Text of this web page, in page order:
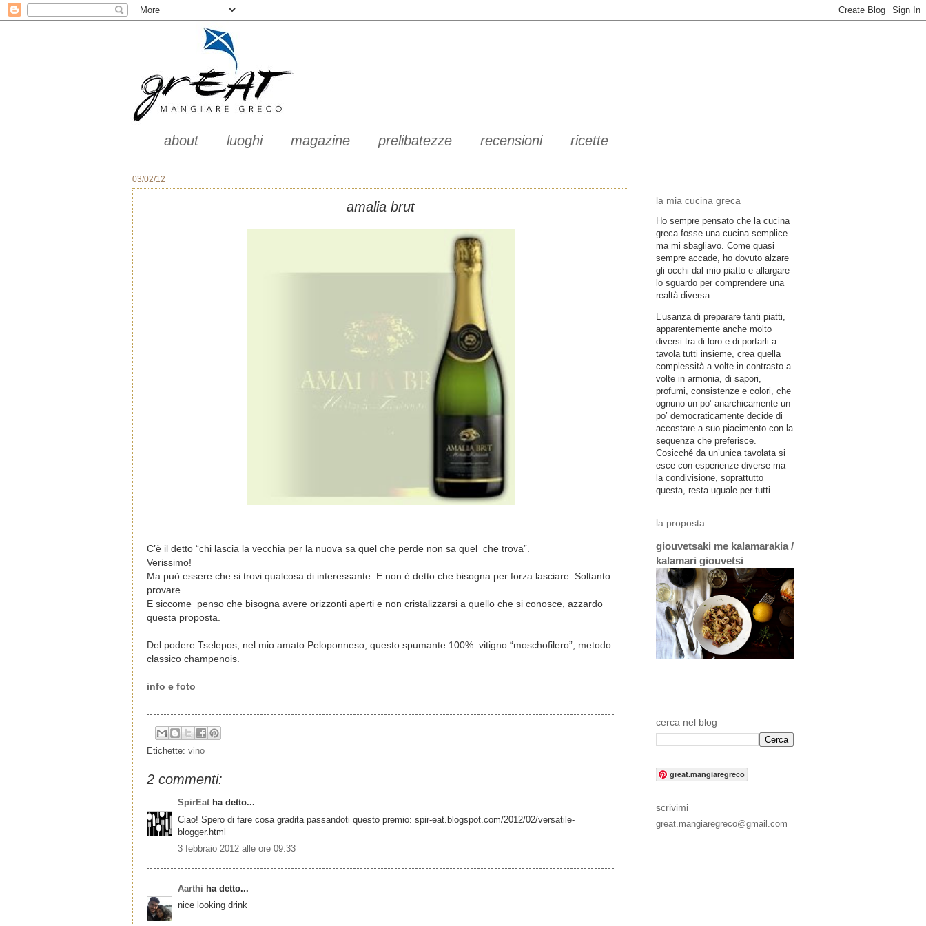
about luoghi magazine prelibatezze recensioni ricette
03/02/12
amalia brut
C’è il detto “chi lascia la vecchia per la nuova sa quel che perde non sa quel
che trova”.
Verissimo!
Ma può essere che si trovi qualcosa di interessante. E non è detto che bisogna per forza lasciare. Soltanto
provare.
E siccome penso che bisogna avere orizzonti aperti e non cristalizzarsi a quello che si conosce, azzardo
questa proposta.
Del podere Tselepos, nel mio amato Peloponneso, questo spumante 100% vitigno “moschofilero”, metodo
classico champenois.
info e foto
Etichette: vino
2 commenti:
SpirEat ha detto...
Ciao! Spero di fare cosa gradita passandoti questo premio: spir-eat.blogspot.com/2012/02/versatile-
blogger.html
3 febbraio 2012 alle ore 09:33
Aarthi ha detto...
nice looking drink
la mia cucina greca
Ho sempre pensato che la cucina
greca fosse una cucina semplice
ma mi sbagliavo. Come quasi
sempre accade, ho dovuto alzare
gli occhi dal mio piatto e allargare
lo sguardo per comprendere una
realtà diversa.
L’usanza di preparare tanti piatti,
apparentemente anche molto
diversi tra di loro e di portarli a
tavola tutti insieme, crea quella
complessità a volte in contrasto a
volte in armonia, di sapori,
profumi, consistenze e colori, che
ognuno un po’ anarchicamente un
po’ democraticamente decide di
accostare a suo piacimento con la
sequenza che preferisce.
Cosicché da un’unica tavolata si
esce con esperienze diverse ma
la condivisione, soprattutto
questa, resta uguale per tutti.
la proposta
giouvetsaki me kalamarakia /
kalamari giouvetsi
cerca nel blog
great.mangiaregreco
scrivimi
great.mangiaregreco@gmail.com